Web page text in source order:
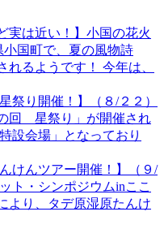
実は近い！】小国の花火
小国町で、夏の風物詩
れるようです！ 今年は、
祭り開催！】（８/２２）
回 星祭り」が開催され
設会場」となっており
けんツアー開催！】（９/
ト・シンポジウムinここ
より、タデ原湿原たんけ